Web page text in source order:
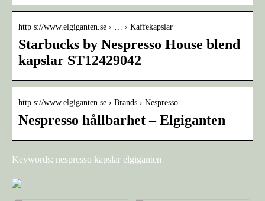
http s://www.elgiganten.se › … › Kaffekapslar
Starbucks by Nespresso House blend
kapslar ST12429042
http s://www.elgiganten.se › Brands › Nespresso
Nespresso hållbarhet – Elgiganten
Keywords: nespresso kapslar elgiganten